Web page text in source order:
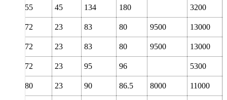
55 45 134 180 3200
72 23 83 80 9500 13000
72 23 83 80 9500 13000
72 23 95 96 5300
80 23 90 86.5 8000 11000